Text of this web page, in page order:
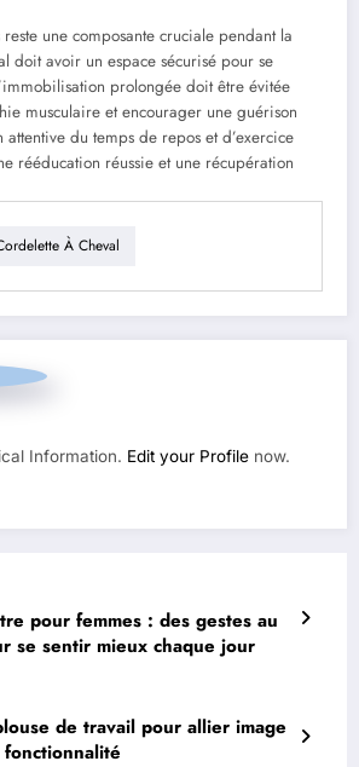
une composante cruciale pendant la
doit avoir un espace sécurisé pour se
prolongée doit être évitée
musculaire et encourager une guérison
attentive du temps de repos et d’exercice
rééducation réussie et une récupération
À Cheval
Information. Edit your Profile now.
pour femmes : des gestes au
se sentir mieux chaque jour
de travail pour allier image